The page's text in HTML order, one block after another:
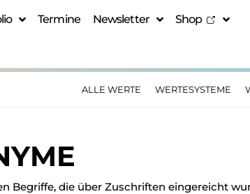
Termine Newsletter Shop
ALLE WERTE WERTESYSTEME
Begriffe, die über Zuschriften eingereicht